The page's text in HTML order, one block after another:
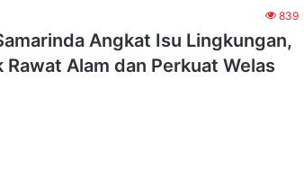
839
Angkat Isu Lingkungan,
Rawat Alam dan Perkuat Welas